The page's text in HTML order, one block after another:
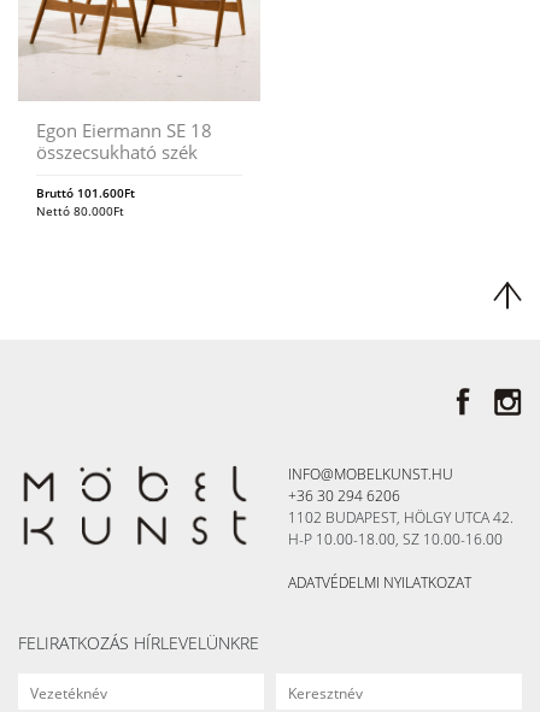
Egon Eiermann SE 18
összecsukható szék
Bruttó 101.600Ft
Nettó 80.000Ft
INFO@MOBELKUNST.HU
+36 30 294 6206
1102 BUDAPEST, HÖLGY UTCA 42.
H-P 10.00-18.00, SZ 10.00-16.00
ADATVÉDELMI NYILATKOZAT
FELIRATKOZÁS HÍRLEVELÜNKRE